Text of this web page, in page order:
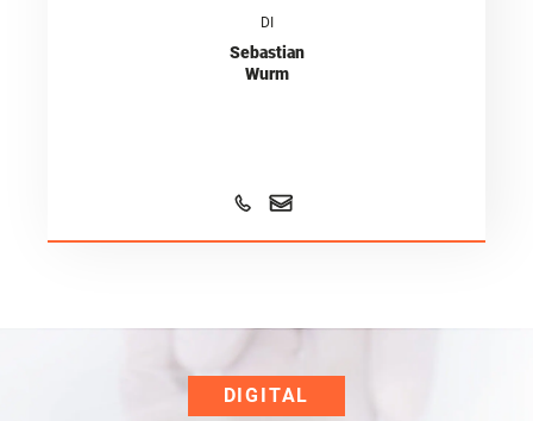
DI
Sebastian
Wurm
DIGITAL